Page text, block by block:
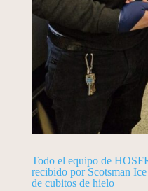
Todo el equipo de
recibido por Scotsman
de cubitos de hielo